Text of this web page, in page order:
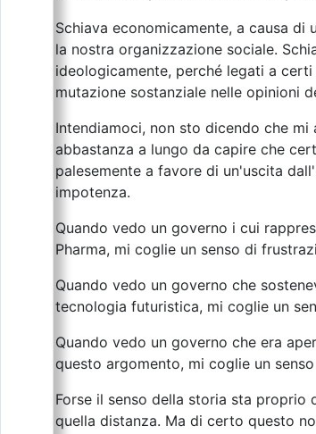
Schiava economicamente, a causa
la nostra organizzazione sociale.
ideologicamente, perché legati a
mutazione sostanziale nelle opinioni
Intendiamoci, non sto dicendo che
abbastanza a lungo da capire che
palesemente a favore di un'uscita
impotenza.
Quando vedo un governo i cui
Pharma, mi coglie un senso di
Quando vedo un governo che
tecnologia futuristica, mi coglie un
Quando vedo un governo che era
questo argomento, mi coglie un
Forse il senso della storia sta
quella distanza. Ma di certo questo